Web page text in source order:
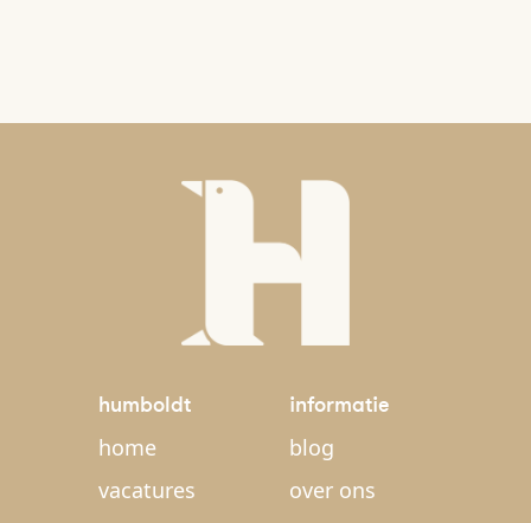
humboldt
home
vacatures
informatie
blog
over ons